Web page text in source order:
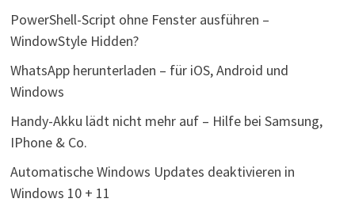
PowerShell-Script ohne Fenster ausführen –
WindowStyle Hidden?
WhatsApp herunterladen – für iOS, Android und
Windows
Handy-Akku lädt nicht mehr auf – Hilfe bei Samsung,
IPhone & Co.
Automatische Windows Updates deaktivieren in
Windows 10 + 11